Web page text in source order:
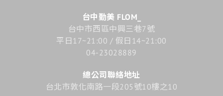
台中勤美 FLOM_
台中市西區中興三巷7號
平日17~21:00 / 假日14~21:00
04-23028889
總公司聯絡地址
台北市敦化南路一段205號10樓之10